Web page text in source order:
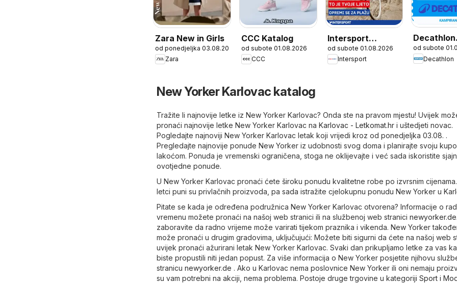
Zara New in Girls
od ponedjeljka 03.08.2026
Zara
CCC Katalog
od subote 01.08.2026
CCC
Intersport
Katalog
od subote 01.08.2026
Intersport
Decathlon
Sezonska
od subote
Decathlon
New Yorker Karlovac katalog
Tražite li najnovije letke iz New Yorker Karlovac? Onda ste na pravom mjestu! Uvijek
pronaći najnovije letke New Yorker Karlovac na Karlovac - Letkomat.hr i uštedjeti novac.
Pogledajte najnoviji New Yorker Karlovac letak koji vrijedi kroz od ponedjeljka 03.08. .
Pregledajte najnovije ponude New Yorker iz udobnosti svog doma i planirajte svoju
lakoćom. Ponuda je vremenski ograničena, stoga ne oklijevajte i već sada iskoristite
ovotjedne ponude.
U New Yorker Karlovac pronaći ćete široku ponudu kvalitetne robe po izvrsnim
letci puni su privlačnih proizvoda, pa sada istražite cjelokupnu ponudu New Yorker u
Pitate se kada je određena podružnica New Yorker Karlovac otvorena? Informacije o
vremenu možete pronaći na našoj web stranici ili na službenoj web stranici newyorker.de
zaboravite da radno vrijeme može varirati tijekom praznika i vikenda. New Yorker
može pronaći u drugim gradovima, uključujući: Možete biti sigurni da ćete na našoj web
uvijek pronaći ažurirani letak New Yorker Karlovac. Svaki dan prikupljamo letke za vas
biste propustili niti jedan popust. Za više informacija o New Yorker posjetite njihovu
stranicu newyorker.de . Ako u Karlovac nema poslovnice New Yorker ili oni nemaju
su vam potrebni na akciji, nema problema. Postoje druge trgovine u kategoriji Sport i